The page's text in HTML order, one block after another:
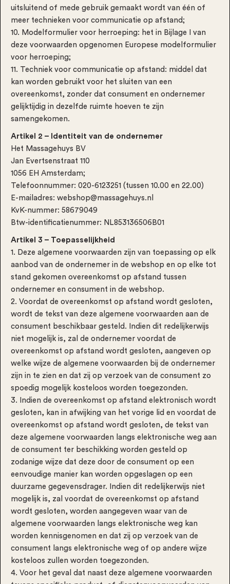
uitsluitend of mede gebruik gemaakt wordt van één of
meer technieken voor communicatie op afstand;
10. Modelformulier voor herroeping: het in Bijlage I van
deze voorwaarden opgenomen Europese modelformulier
voor herroeping;
11. Techniek voor communicatie op afstand: middel dat
kan worden gebruikt voor het sluiten van een
overeenkomst, zonder dat consument en ondernemer
gelijktijdig in dezelfde ruimte hoeven te zijn
samengekomen.
Artikel 2 – Identiteit van de ondernemer
Het Massagehuys BV
Jan Evertsenstraat 110
1056 EH Amsterdam;
Telefoonnummer: 020-6123251 (tussen 10.00 en 22.00)
E-mailadres: webshop@massagehuys.nl
KvK-nummer: 58679049
Btw-identificatienummer: NL853136506B01
Artikel 3 – Toepasselijkheid
1. Deze algemene voorwaarden zijn van toepassing op elk
aanbod van de ondernemer in de webshop en op elke tot
stand gekomen overeenkomst op afstand tussen
ondernemer en consument in de webshop.
2. Voordat de overeenkomst op afstand wordt gesloten,
wordt de tekst van deze algemene voorwaarden aan de
consument beschikbaar gesteld. Indien dit redelijkerwijs
niet mogelijk is, zal de ondernemer voordat de
overeenkomst op afstand wordt gesloten, aangeven op
welke wijze de algemene voorwaarden bij de ondernemer
zijn in te zien en dat zij op verzoek van de consument zo
spoedig mogelijk kosteloos worden toegezonden.
3. Indien de overeenkomst op afstand elektronisch wordt
gesloten, kan in afwijking van het vorige lid en voordat de
overeenkomst op afstand wordt gesloten, de tekst van
deze algemene voorwaarden langs elektronische weg aan
de consument ter beschikking worden gesteld op
zodanige wijze dat deze door de consument op een
eenvoudige manier kan worden opgeslagen op een
duurzame gegevensdrager. Indien dit redelijkerwijs niet
mogelijk is, zal voordat de overeenkomst op afstand
wordt gesloten, worden aangegeven waar van de
algemene voorwaarden langs elektronische weg kan
worden kennisgenomen en dat zij op verzoek van de
consument langs elektronische weg of op andere wijze
kosteloos zullen worden toegezonden.
4. Voor het geval dat naast deze algemene voorwaarden